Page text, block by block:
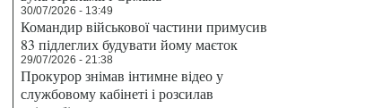
30/07/2026 - 13:49
Командир військової частини примусив
83 підлеглих будувати йому маєток
29/07/2026 - 21:38
Прокурор знімав інтимне відео у
службовому кабінеті і розсилав